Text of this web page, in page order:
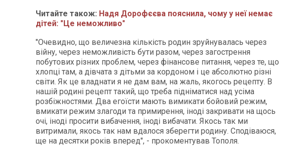
Читайте також: Надя Дорофєєва пояснила, чому у неї немає
дітей: "Це неможливо"
"Очевидно, що величезна кількість родин зруйнувалась через
війну, через неможливість бути разом, через загострення
побутових різних проблем, через фінансове питання, через те, що
хлопці там, а дівчата з дітьми за кордоном і це абсолютно різні
світи. Як це владнати я не дам вам, на жаль, якогось рецепту. В
нашій родині рецепт такий, що треба підніматися над усіма
розбіжностями. Два егоїсти мають вимикати бойовий режим,
вмикати режим злагоди та примирення, іноді закривати на щось
очі, іноді просити вибачення, іноді вибачати. Якось так ми
витримали, якось так нам вдалося зберегти родину. Сподіваюся,
ще на десятки років вперед", - прокоментував Тополя.